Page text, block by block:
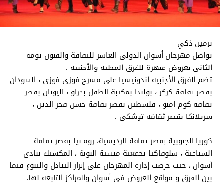
نرمين ذكي
يواصل مهرجان أسوان الدولي العاشر للثقافة والفنون يومه
الثاني بعروض مبهرة للفرق المحلية والأجنبية .
تضم الفرق الأجنبية اندونيسيا على مسرح فوزى فوزى ، السودان
بقصر ثقافة كركر ، بولندا بمكتبة الطفل بدراو ، اليونان بقصر
ثقافه كوم امبو ، فلسطين بقصر ثقافة حسن فخر الدين ،
سريلانكا بقصر ثقافة توشكى .
كوريا الجنوبية بقصر ثقافة الرديسية، رومانيا بقصر ثقافة
السباعية ، سلوفاكيا بجمعية منشية النوبة ، المكسيك بنادى
أسوان ، حيث حرصت إدارة المهرجان على إبراز التبادل والتنوع فيما
بين الفرق و مواقع العروض فى أسوان والمراكز التابعة لها.